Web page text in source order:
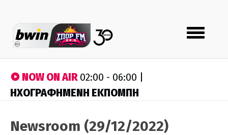
Toggle
navigation
NOW ON AIR02:00 - 06:00 |
ΗΧΟΓΡΑΦΗΜΕΝΗ ΕΚΠΟΜΠΗ
Newsroom (29/12/2022)